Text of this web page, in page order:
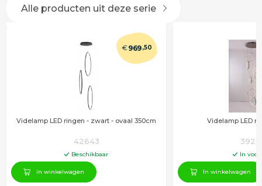
Alle producten uit deze serie
Videlamp LED ringen - zwart - ovaal 350cm
€969,50
42643
Beschikbaar
In winkelwagen
Videlamp LED
In
In winkelwagen